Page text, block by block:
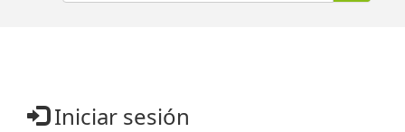
Iniciar sesión